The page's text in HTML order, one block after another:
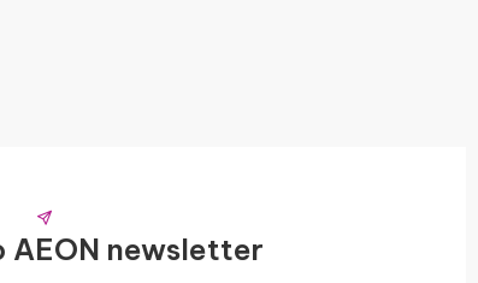
AEON newsletter